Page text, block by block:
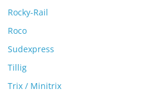
Rocky-Rail
Roco
Sudexpress
Tillig
Trix / Minitrix